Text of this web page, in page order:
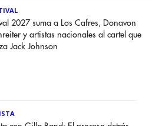
2027 suma a Los Cafres, Donavon
y artistas nacionales al cartel que
Jack Johnson